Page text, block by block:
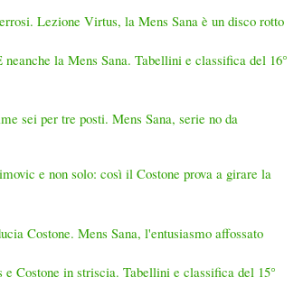
Lezione Virtus, la Mens Sana è un disco rotto
la Mens Sana. Tabellini e classifica del 16°
sei per tre posti. Mens Sana, serie no da
e non solo: così il Costone prova a girare la
Costone. Mens Sana, l'entusiasmo affossato
Costone in striscia. Tabellini e classifica del 15°